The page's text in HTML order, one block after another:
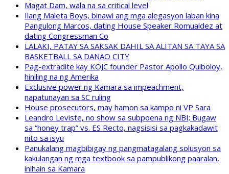
Magat Dam, wala na sa critical level
Ilang Maleta Boys, binawi ang mga alegasyon laban kina
Pangulong Marcos, dating House Speaker Romualdez at
dating Congressman Co
LALAKI, PATAY SA SAKSAK DAHIL SA ALITAN SA TAYA SA
BASKETBALL SA DANAO CITY
Pag-extradite kay KOJC founder Pastor Apollo Quiboloy,
hiniling na ng Amerika
Exclusive power ng Kamara sa impeachment,
napatunayan sa SC ruling
House prosecutors, may hamon sa kampo ni VP Sara
Leandro Leviste, no show sa subpoena ng NBI; Bugaw
sa “honey trap” vs. ES Recto, nagsisisi sa pagkakadawit
nito sa isyu
Panukalang magbibigay ng pangmatagalang solusyon sa
kakulangan ng mga textbook sa pampublikong paaralan,
inihain sa Kamara